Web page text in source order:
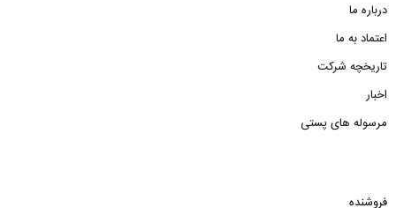
درباره ما
اعتماد به ما
تاریخچه شرکت
اخبار
مرسوله های پستی
فروشنده